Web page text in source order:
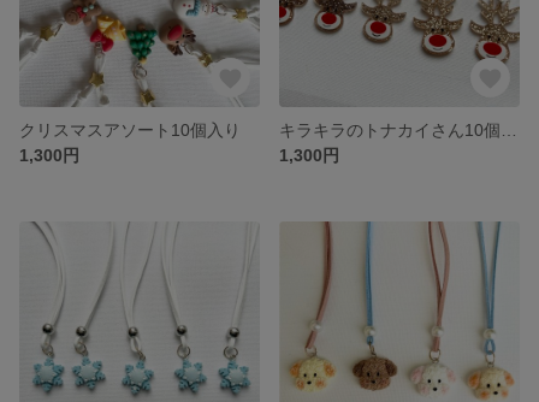
クリスマスアソート10個入り
1,300円
1,300円